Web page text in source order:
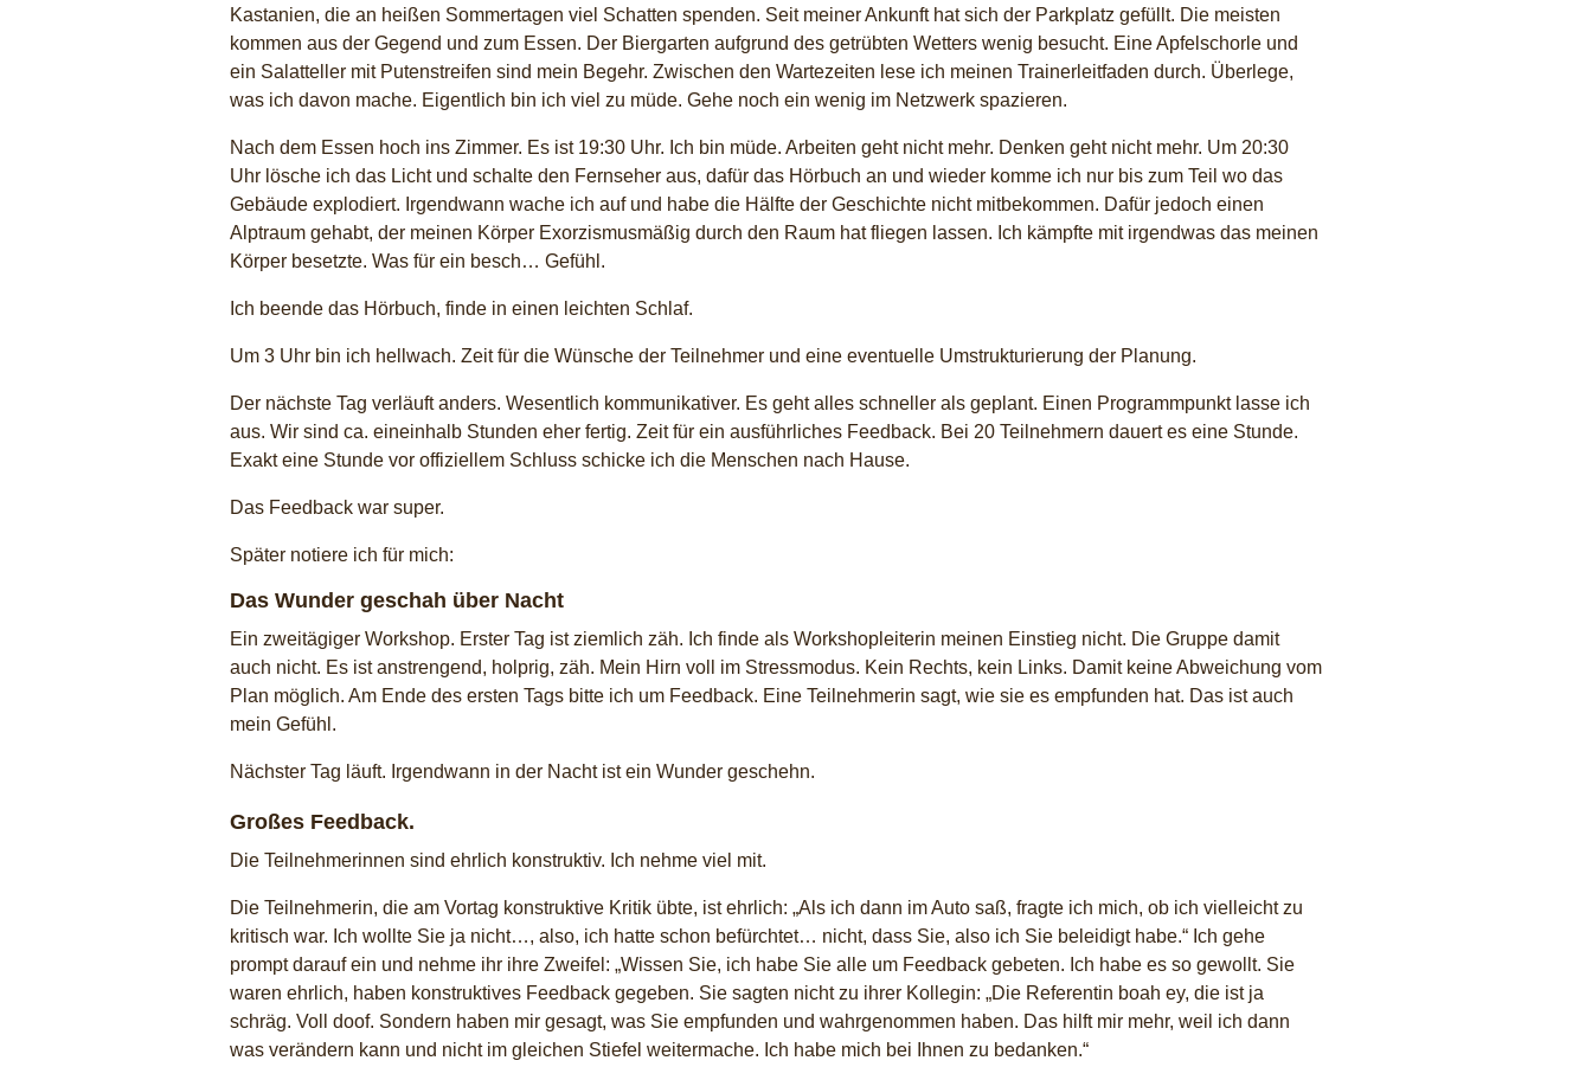
Kastanien, die an heißen Sommertagen viel Schatten spenden. Seit meiner Ankunft hat sich der Parkplatz gefüllt. Die meisten
kommen aus der Gegend und zum Essen. Der Biergarten aufgrund des getrübten Wetters wenig besucht. Eine Apfelschorle und
ein Salatteller mit Putenstreifen sind mein Begehr. Zwischen den Wartezeiten lese ich meinen Trainerleitfaden durch. Überlege,
was ich davon mache. Eigentlich bin ich viel zu müde. Gehe noch ein wenig im Netzwerk spazieren.
Nach dem Essen hoch ins Zimmer. Es ist 19:30 Uhr. Ich bin müde. Arbeiten geht nicht mehr. Denken geht nicht mehr. Um 20:30
Uhr lösche ich das Licht und schalte den Fernseher aus, dafür das Hörbuch an und wieder komme ich nur bis zum Teil wo das
Gebäude explodiert. Irgendwann wache ich auf und habe die Hälfte der Geschichte nicht mitbekommen. Dafür jedoch einen
Alptraum gehabt, der meinen Körper Exorzismusmäßig durch den Raum hat fliegen lassen. Ich kämpfte mit irgendwas das meinen
Körper besetzte. Was für ein besch… Gefühl.
Ich beende das Hörbuch, finde in einen leichten Schlaf.
Um 3 Uhr bin ich hellwach. Zeit für die Wünsche der Teilnehmer und eine eventuelle Umstrukturierung der Planung.
Der nächste Tag verläuft anders. Wesentlich kommunikativer. Es geht alles schneller als geplant. Einen Programmpunkt lasse ich
aus. Wir sind ca. eineinhalb Stunden eher fertig. Zeit für ein ausführliches Feedback. Bei 20 Teilnehmern dauert es eine Stunde.
Exakt eine Stunde vor offiziellem Schluss schicke ich die Menschen nach Hause.
Das Feedback war super.
Später notiere ich für mich:
Das Wunder geschah über Nacht
Ein zweitägiger Workshop. Erster Tag ist ziemlich zäh. Ich finde als Workshopleiterin meinen Einstieg nicht. Die Gruppe damit
auch nicht. Es ist anstrengend, holprig, zäh. Mein Hirn voll im Stressmodus. Kein Rechts, kein Links. Damit keine Abweichung vom
Plan möglich. Am Ende des ersten Tags bitte ich um Feedback. Eine Teilnehmerin sagt, wie sie es empfunden hat. Das ist auch
mein Gefühl.
Nächster Tag läuft. Irgendwann in der Nacht ist ein Wunder geschehn.
Großes Feedback.
Die Teilnehmerinnen sind ehrlich konstruktiv. Ich nehme viel mit.
Die Teilnehmerin, die am Vortag konstruktive Kritik übte, ist ehrlich: „Als ich dann im Auto saß, fragte ich mich, ob ich vielleicht zu
kritisch war. Ich wollte Sie ja nicht…, also, ich hatte schon befürchtet… nicht, dass Sie, also ich Sie beleidigt habe.“ Ich gehe
prompt darauf ein und nehme ihr ihre Zweifel: „Wissen Sie, ich habe Sie alle um Feedback gebeten. Ich habe es so gewollt. Sie
waren ehrlich, haben konstruktives Feedback gegeben. Sie sagten nicht zu ihrer Kollegin: „Die Referentin boah ey, die ist ja
schräg. Voll doof. Sondern haben mir gesagt, was Sie empfunden und wahrgenommen haben. Das hilft mir mehr, weil ich dann
was verändern kann und nicht im gleichen Stiefel weitermache. Ich habe mich bei Ihnen zu bedanken.“